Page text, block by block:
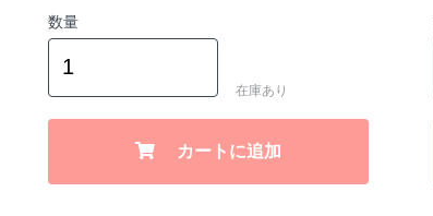
数量
在庫あり
カートに追加